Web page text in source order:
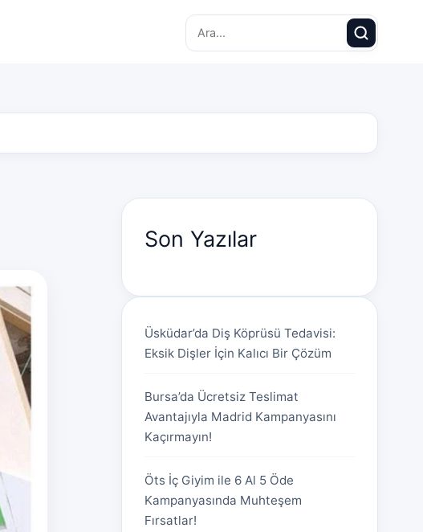
Search for:
Son Yazılar
Üsküdar’da Diş Köprüsü Tedavisi:
Eksik Dişler İçin Kalıcı Bir Çözüm
Bursa’da Ücretsiz Teslimat
Avantajıyla Madrid Kampanyasını
Kaçırmayın!
Öts İç Giyim ile 6 Al 5 Öde
Kampanyasında Muhteşem
Fırsatlar!